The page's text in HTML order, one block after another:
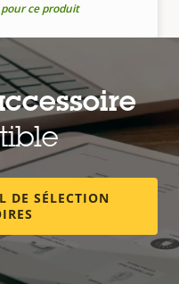
ce produit
loop
audio efficace
ce produit
DE SÉLECTION